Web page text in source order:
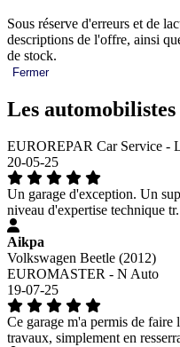
Sous réserve d'erreurs et de
descriptions de l'offre, ainsi
de stock.
Fermer
Les
EUROREPAR Car Service -
20-05-25
Un garage d'exception. Un
niveau d'expertise technique
Aikpa
Volkswagen Beetle (2012)
EUROMASTER - N Auto
19-07-25
Ce garage m'a permis de
travaux, simplement en